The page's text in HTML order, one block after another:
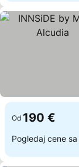
Od 190 €
Pogledaj cene sa